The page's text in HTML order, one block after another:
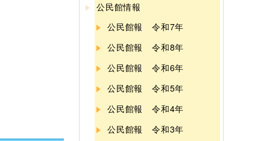
公民館情報
公民館報 令和7年
公民館報 令和8年
公民館報 令和6年
公民館報 令和5年
公民館報 令和4年
公民館報 令和3年